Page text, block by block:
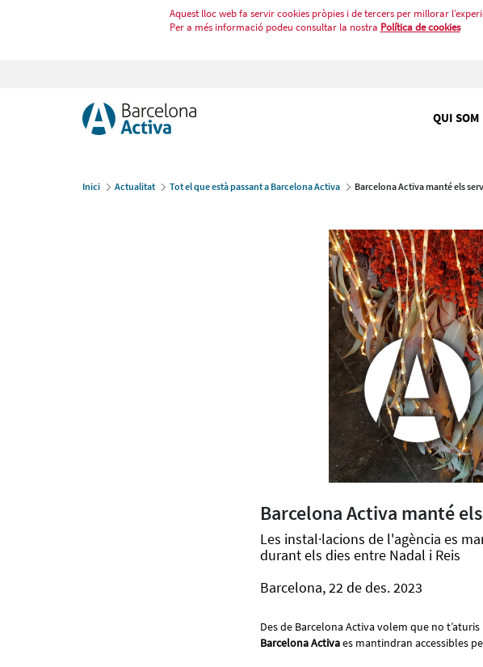
Aquest lloc web fa servir cookies pròpies i de tercers per millorar
Per a més informació podeu consultar la nostra Política de cookies
QUI SOM
Inici Actualitat Tot el que està passant a Barcelona Activa
Barcelona Activa manté
Les instal·lacions de l'agència es
durant els dies entre Nadal i Reis
Barcelona, 22 de des. 2023
Des de Barcelona Activa volem que no
Barcelona Activaes mantindran accessibles